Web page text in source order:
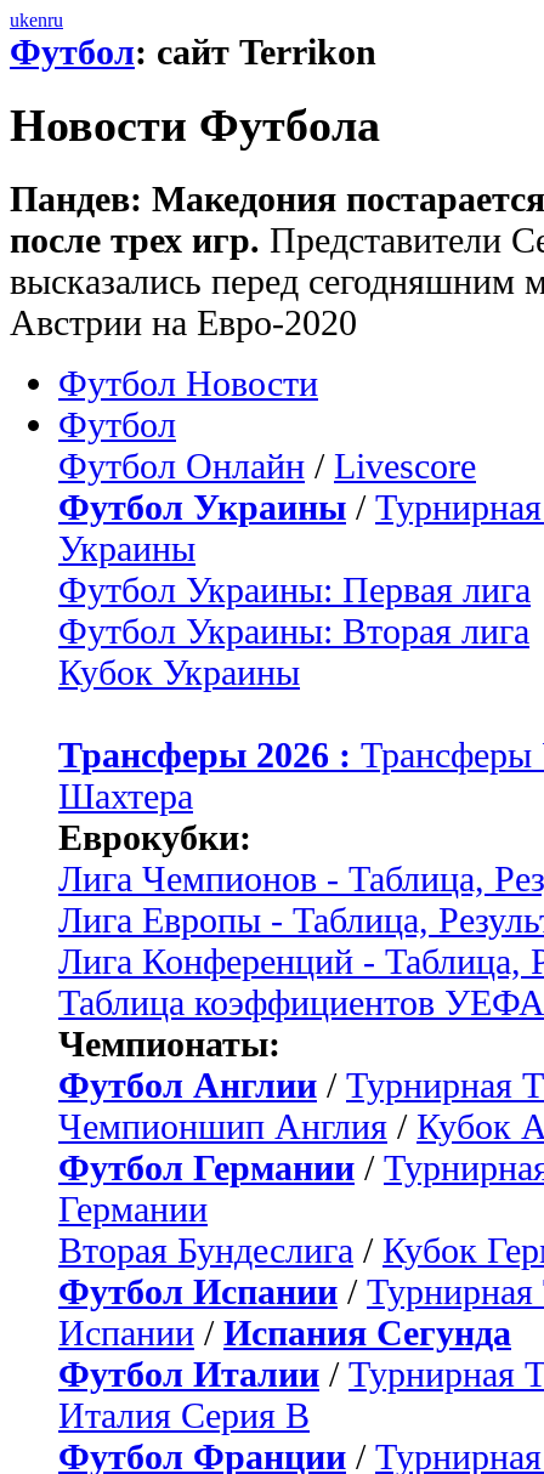
ukenru
Футбол: сайт Terrikon
Новости Футбола
Пандев: Македония
после трех игр. Представители
высказались перед сегодняшним
Австрии на Евро-2020
Футбол Новости
Футбол
Футбол Онлайн / Livescore
Футбол Украины /
Украины
Футбол Украины: Первая лига
Футбол Украины: Вторая лига
Кубок Украины
Трансферы 2026 :
Шахтера
Еврокубки:
Лига Чемпионов - Таблица,
Лига Европы - Таблица,
Лига Конференций - Таблица,
Таблица коэффициентов УЕФА
Чемпионаты:
Футбол Англии / Турнирная
Чемпионшип Англия / Кубок
Футбол Германии /
Германии
Вторая Бундеслига / Кубок
Футбол Испании / Турнирная
Испании / Испания Сегунда
Футбол Италии / Турнирная
Италия Серия B
Футбол Франции /